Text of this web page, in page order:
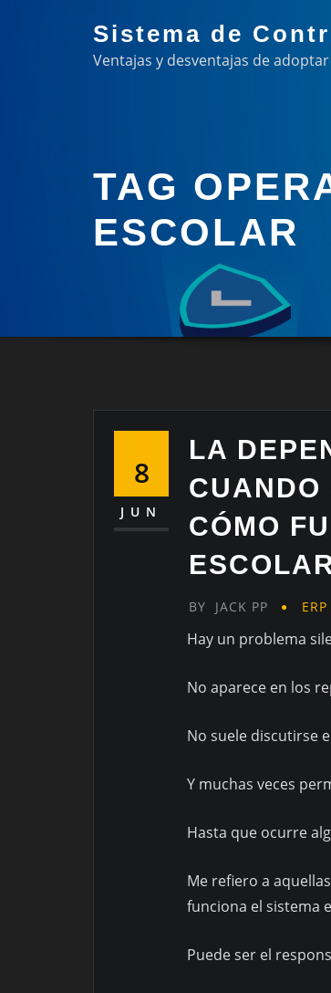
Sistema de
Ventajas y desventajas de
TAG
ESCOLAR
8
JUN
LA
CUANDO
CÓMO
BY JACK PP
Hay un problema
No aparece en los
No suele discutirse
Y muchas veces
Hasta que ocurre
Me refiero a
funciona el sistema
Puede ser el